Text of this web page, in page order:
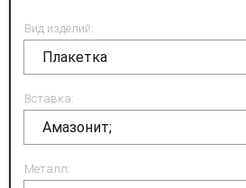
Вид изделий:
Плакетка
Вставка:
Амазонит;
Металл: